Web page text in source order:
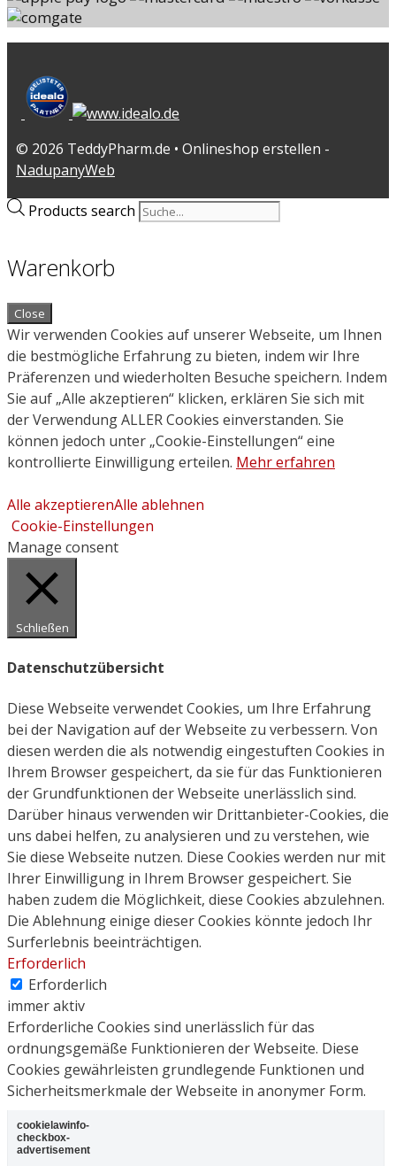
© 2026 TeddyPharm.de • Onlineshop erstellen -
NadupanyWeb
Products search
Warenkorb
Close
Wir verwenden Cookies auf unserer Webseite, um Ihnen
die bestmögliche Erfahrung zu bieten, indem wir Ihre
Präferenzen und wiederholten Besuche speichern. Indem
Sie auf „Alle akzeptieren“ klicken, erklären Sie sich mit
der Verwendung ALLER Cookies einverstanden. Sie
können jedoch unter „Cookie-Einstellungen“ eine
kontrollierte Einwilligung erteilen. Mehr erfahren
Alle akzeptierenAlle ablehnen
Cookie-Einstellungen
Manage consent
Schließen
Datenschutzübersicht
Diese Webseite verwendet Cookies, um Ihre Erfahrung
bei der Navigation auf der Webseite zu verbessern. Von
diesen werden die als notwendig eingestuften Cookies in
Ihrem Browser gespeichert, da sie für das Funktionieren
der Grundfunktionen der Webseite unerlässlich sind.
Darüber hinaus verwenden wir Drittanbieter-Cookies, die
uns dabei helfen, zu analysieren und zu verstehen, wie
Sie diese Webseite nutzen. Diese Cookies werden nur mit
Ihrer Einwilligung in Ihrem Browser gespeichert. Sie
haben zudem die Möglichkeit, diese Cookies abzulehnen.
Die Ablehnung einige dieser Cookies könnte jedoch Ihr
Surferlebnis beeinträchtigen.
Erforderlich
Erforderlich
immer aktiv
Erforderliche Cookies sind unerlässlich für das
ordnungsgemäße Funktionieren der Webseite. Diese
Cookies gewährleisten grundlegende Funktionen und
Sicherheitsmerkmale der Webseite in anonymer Form.
cookielawinfo-
checkbox-
advertisement